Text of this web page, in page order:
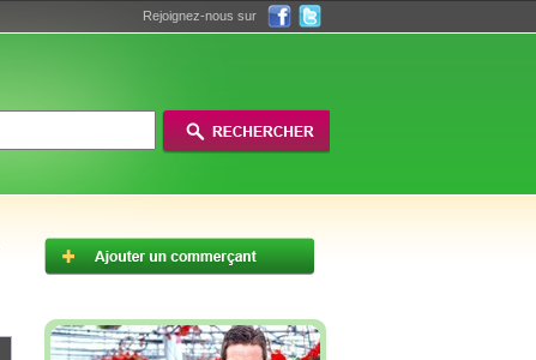
Rejoignez-nous sur